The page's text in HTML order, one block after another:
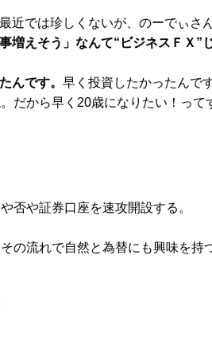
では珍しくないが、のーでぃさん
増えそう」なんて“ビジネスＦＸ”
んです。 早く投資したかったんで
だから早く20歳になりたい！って
否や証券口座を速攻開設する。
の流れで自然と為替にも興味を持